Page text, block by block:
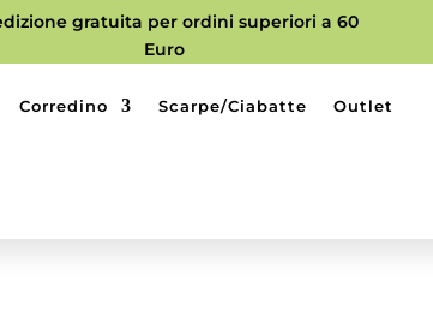
gratuita per ordini superiori a 60
Euro
Corredino Scarpe/Ciabatte Outlet